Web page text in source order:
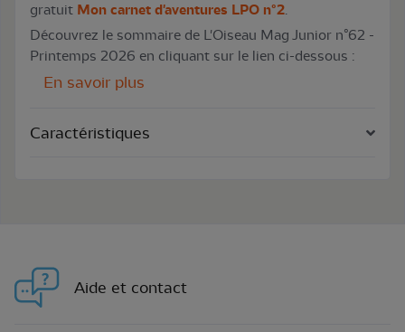
gratuit Mon carnet d'aventures LPO n°2.
Découvrez le sommaire de L'Oiseau Mag Junior n°62 -
Printemps 2026 en cliquant sur le lien ci-dessous :
En savoir plus
Caractéristiques
Aide et contact